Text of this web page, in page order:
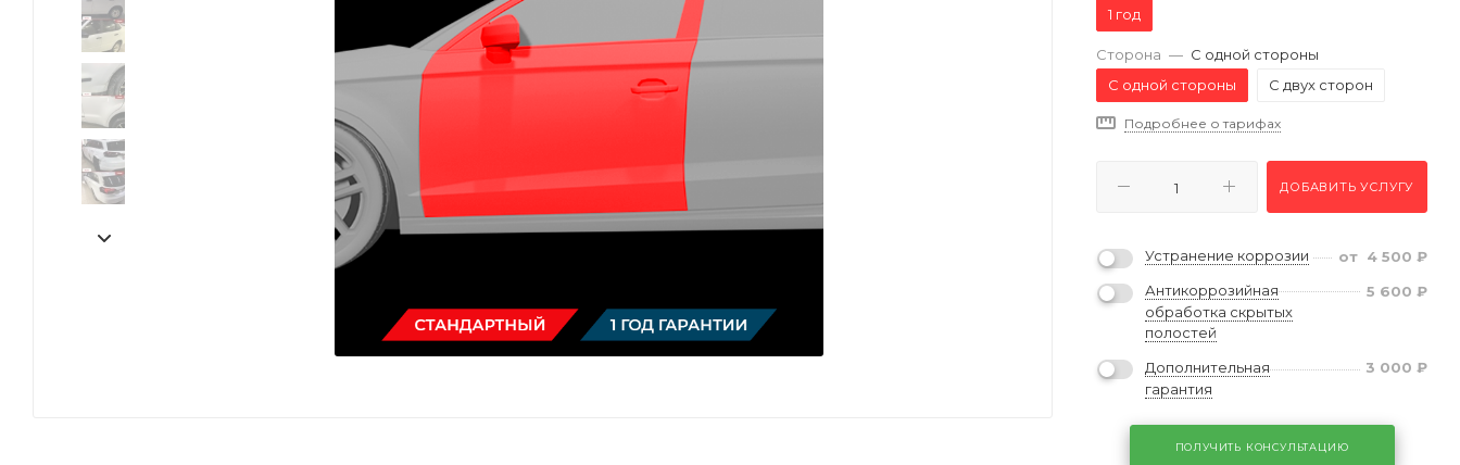
1 год
Сторона — С одной стороны
С одной стороны
С двух сторон
Подробнее о тарифах
ДОБАВИТЬ УСЛУГУ
Устранение коррозии от 4 500 ₽
Антикоррозийная
обработка скрытых
полостей
5 600 ₽
Дополнительная
гарантия
3 000 ₽
ПОЛУЧИТЬ КОНСУЛЬТАЦИЮ